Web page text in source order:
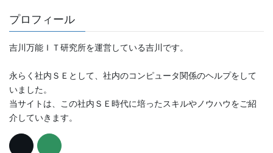
プロフィール
吉川万能ＩＴ研究所を運営している吉川です。
永らく社内ＳＥとして、社内のコンピュータ関係のヘルプをして
いました。
当サイトは、この社内ＳＥ時代に培ったスキルやノウハウをご紹
介していきます。